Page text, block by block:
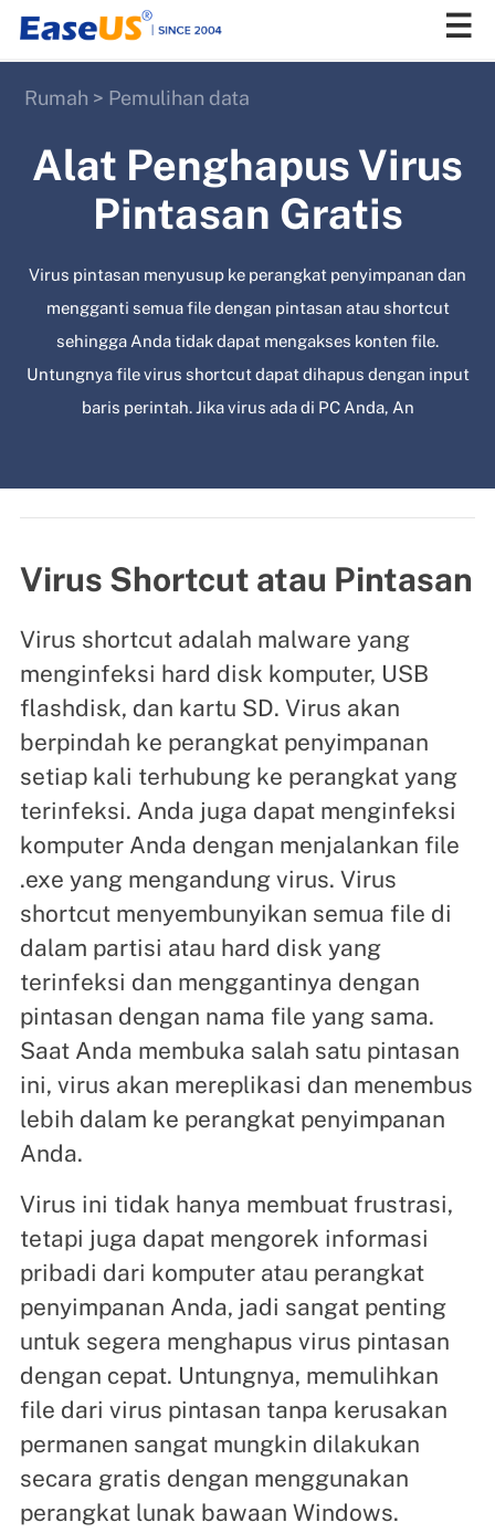
Rumah > Pemulihan data
Alat Penghapus Virus
Pintasan Gratis
Virus pintasan menyusup ke perangkat penyimpanan dan
mengganti semua file dengan pintasan atau shortcut
sehingga Anda tidak dapat mengakses konten file.
Untungnya file virus shortcut dapat dihapus dengan input
baris perintah. Jika virus ada di PC Anda, An
Virus Shortcut atau Pintasan
Virus shortcut adalah malware yang
menginfeksi hard disk komputer, USB
flashdisk, dan kartu SD. Virus akan
berpindah ke perangkat penyimpanan
setiap kali terhubung ke perangkat yang
terinfeksi. Anda juga dapat menginfeksi
komputer Anda dengan menjalankan file
.exe yang mengandung virus. Virus
shortcut menyembunyikan semua file di
dalam partisi atau hard disk yang
terinfeksi dan menggantinya dengan
pintasan dengan nama file yang sama.
Saat Anda membuka salah satu pintasan
ini, virus akan mereplikasi dan menembus
lebih dalam ke perangkat penyimpanan
Anda.
Virus ini tidak hanya membuat frustrasi,
tetapi juga dapat mengorek informasi
pribadi dari komputer atau perangkat
penyimpanan Anda, jadi sangat penting
untuk segera menghapus virus pintasan
dengan cepat. Untungnya, memulihkan
file dari virus pintasan tanpa kerusakan
permanen sangat mungkin dilakukan
secara gratis dengan menggunakan
perangkat lunak bawaan Windows.